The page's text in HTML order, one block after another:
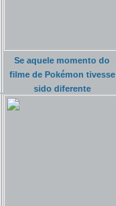
Se aquele momento do
filme de Pokémon tivesse
sido diferente